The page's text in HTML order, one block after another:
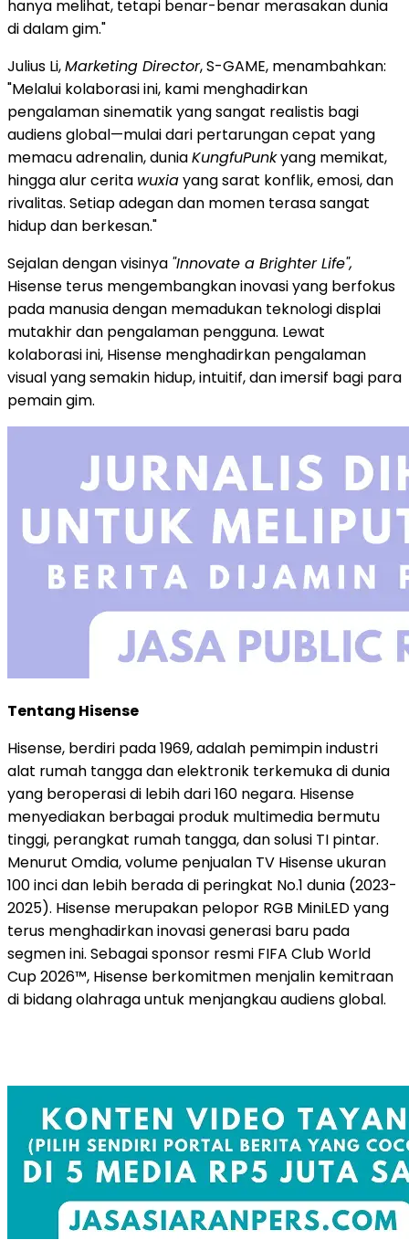
hanya melihat, tetapi benar-benar merasakan dunia
di dalam gim."
Julius Li,Marketing Director, S-GAME, menambahkan:
"Melalui kolaborasi ini, kami menghadirkan
pengalaman sinematik yang sangat realistis bagi
audiens global—mulai dari pertarungan cepat yang
memacu adrenalin, duniaKungfuPunkyang memikat,
hingga alur cerita wuxiayang sarat konflik, emosi, dan
rivalitas. Setiap adegan dan momen terasa sangat
hidup dan berkesan."
Sejalan dengan visinya "Innovate a Brighter Life",
Hisense terus mengembangkan inovasi yang berfokus
pada manusia dengan memadukan teknologi displai
mutakhir dan pengalaman pengguna. Lewat
kolaborasi ini, Hisense menghadirkan pengalaman
visual yang semakin hidup, intuitif, dan imersif bagi para
pemain gim.
Tentang Hisense
Hisense, berdiri pada 1969, adalah pemimpin industri
alat rumah tangga dan elektronik terkemuka di dunia
yang beroperasi di lebih dari 160 negara. Hisense
menyediakan berbagai produk multimedia bermutu
tinggi, perangkat rumah tangga, dan solusi TI pintar.
Menurut Omdia, volume penjualan TV Hisense ukuran
100 inci dan lebih berada di peringkat No.1 dunia (2023-
2025). Hisense merupakan pelopor RGB MiniLED yang
terus menghadirkan inovasi generasi baru pada
segmen ini. Sebagai sponsor resmi FIFA Club World
Cup 2026™, Hisense berkomitmen menjalin kemitraan
di bidang olahraga untuk menjangkau audiens global.